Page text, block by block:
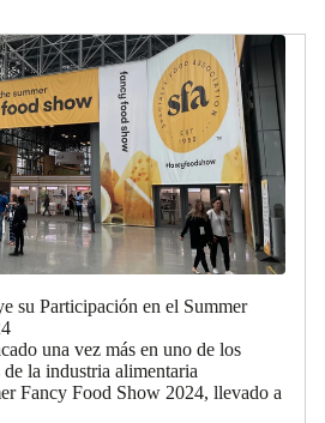
su Participación en el Summer
una vez más en uno de los
de la industria alimentaria
Fancy Food Show 2024, llevado a